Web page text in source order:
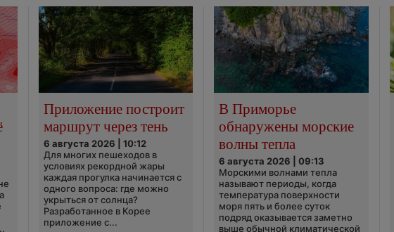
Приложение построит
маршрут через тень
6 августа 2026 | 10:12
Для многих пешеходов в
условиях рекордной жары
каждая прогулка начинается с
одного вопроса: где можно
укрыться от солнца?
Разработанное в Корее
приложение с...
В Приморье
обнаружены морские
волны тепла
6 августа 2026 | 09:13
Морскими волнами тепла
называют периоды, когда
температура поверхности
моря пять и более суток
подряд оказывается заметно
выше обычной климатической